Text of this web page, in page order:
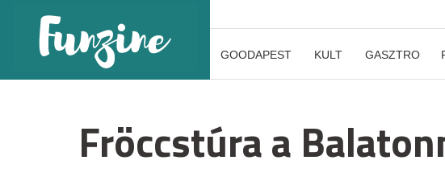
GOODAPEST KULT GASZTRO
Fröccstúra a